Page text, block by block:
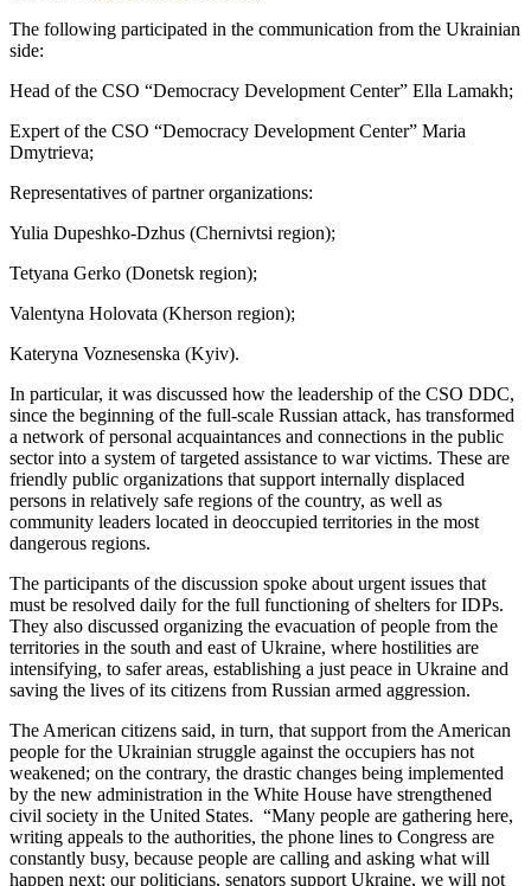
The following participated in the communication from the Ukrainian
side:
Head of the CSO “Democracy Development Center” Ella Lamakh;
Expert of the CSO “Democracy Development Center” Maria
Dmytrieva;
Representatives of partner organizations:
Yulia Dupeshko-Dzhus (Chernivtsi region);
Tetyana Gerko (Donetsk region);
Valentyna Holovata (Kherson region);
Kateryna Voznesenska (Kyiv).
In particular, it was discussed how the leadership of the CSO DDC,
since the beginning of the full-scale Russian attack, has transformed
a network of personal acquaintances and connections in the public
sector into a system of targeted assistance to war victims. These are
friendly public organizations that support internally displaced
persons in relatively safe regions of the country, as well as
community leaders located in deoccupied territories in the most
dangerous regions.
The participants of the discussion spoke about urgent issues that
must be resolved daily for the full functioning of shelters for IDPs.
They also discussed organizing the evacuation of people from the
territories in the south and east of Ukraine, where hostilities are
intensifying, to safer areas, establishing a just peace in Ukraine and
saving the lives of its citizens from Russian armed aggression.
The American citizens said, in turn, that support from the American
people for the Ukrainian struggle against the occupiers has not
weakened; on the contrary, the drastic changes being implemented
by the new administration in the White House have strengthened
civil society in the United States. “Many people are gathering here,
writing appeals to the authorities, the phone lines to Congress are
constantly busy, because people are calling and asking what will
happen next; our politicians, senators support Ukraine, we will not